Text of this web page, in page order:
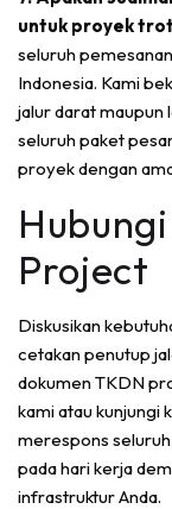
untuk proyek
seluruh
Indonesia. Kami
jalur darat maupun
seluruh paket
proyek dengan
Project
Diskusikan
cetakan penutup
dokumen TKDN
kami atau kunjungi
merespons
pada hari kerja
infrastruktur Anda.